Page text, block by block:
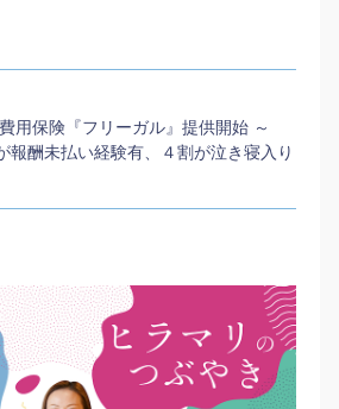
用保険『フリーガル』提供開始 ～
報酬未払い経験有、４割が泣き寝入り